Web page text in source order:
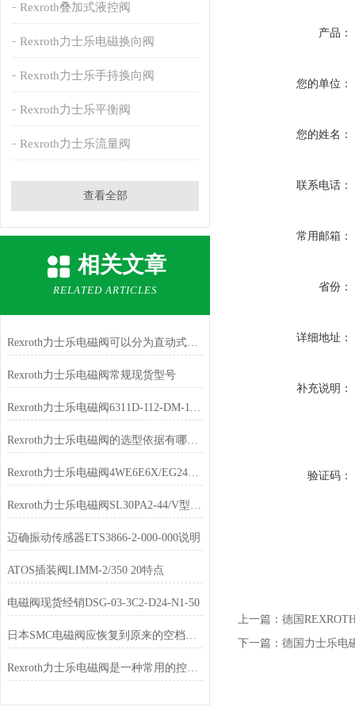
Rexroth叠加式液控阀
Rexroth力士乐电磁换向阀
Rexroth力士乐手持换向阀
Rexroth力士乐平衡阀
Rexroth力士乐流量阀
查看全部
相关文章
RELATED ARTICLES
Rexroth力士乐电磁阀可以分为直动式和间接式两种类型
Rexroth力士乐电磁阀常规现货型号
Rexroth力士乐电磁阀6311D-112-DM-111DA现货
Rexroth力士乐电磁阀的选型依据有哪些？
Rexroth力士乐电磁阀4WE6E6X/EG24N9K4库存充足
Rexroth力士乐电磁阀SL30PA2-44/V型号齐全
迈确振动传感器ETS3866-2-000-000说明
ATOS插装阀LIMM-2/350 20特点
电磁阀现货经销DSG-03-3C2-D24-N1-50
日本SMC电磁阀应恢复到原来的空档位置
Rexroth力士乐电磁阀是一种常用的控制元件
产品：
您的单位：
您的姓名：
联系电话：
常用邮箱：
省份：
详细地址：
补充说明：
验证码：
上一篇： 德国
下一篇： 德国力士乐电